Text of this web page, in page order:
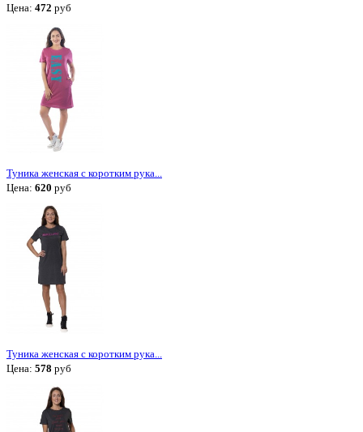
Цена: 472 руб
Туника женская с коротким рука...
Цена: 620 руб
Туника женская с коротким рука...
Цена: 578 руб